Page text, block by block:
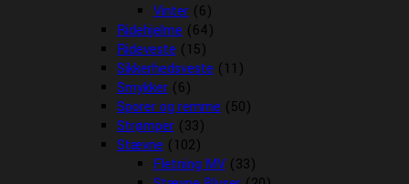
Vinter (6)
Ridehjelme (64)
Rideveste (15)
Sikkerhedsveste (11)
Smykker (6)
Sporer og remme (50)
Strømper (33)
Stævne (102)
Fletning MV (33)